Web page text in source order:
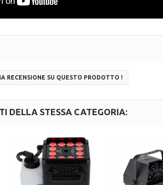
RECENSIONE SU QUESTO PRODOTTO !
DELLA STESSA CATEGORIA: